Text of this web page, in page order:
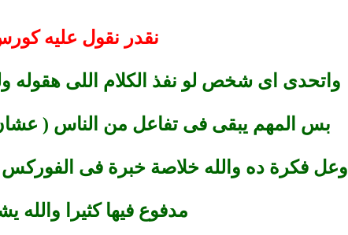
نقدر نقول عليه
واتحدى اى شخص لو نفذ الكلام اللى هقوله
بس المهم يبقى فى تفاعل من الناس (
وعل فكرة ده والله خلاصة خبرة فى الفوركس اكثر من 10 سنين
مدفوع فيها كثيرا والله